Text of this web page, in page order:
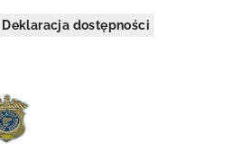
Deklaracja dostępności